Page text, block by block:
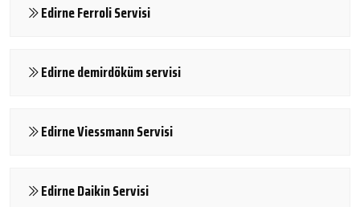
Edirne Ferroli Servisi
Edirne demirdöküm servisi
Edirne Viessmann Servisi
Edirne Daikin Servisi